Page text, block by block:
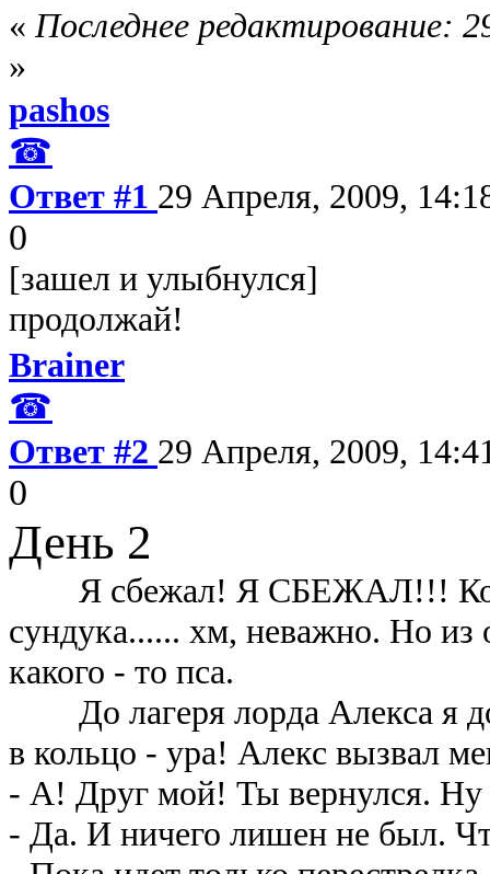
« Последнее редактирование:
»
pashos
☎
Ответ #1 29 Апреля, 2009,
0
[зашел и улыбнулся]
продолжай!
Brainer
☎
Ответ #2 29 Апреля, 2009,
0
День 2
Я сбежал! Я СБЕЖАЛ!!!
сундука...... хм, неважно. Но из
какого - то пса.
До лагеря лорда Алекса я
в кольцо - ура! Алекс вызвал
- А! Друг мой! Ты вернулся. Ну
- Да. И ничего лишен не был.